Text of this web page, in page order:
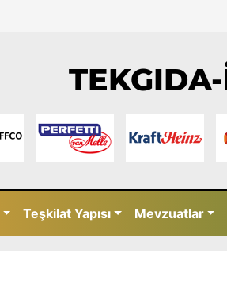
Teşkilat Yapısı Mevzuatlar